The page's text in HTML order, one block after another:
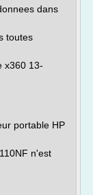
dans
toutes
x360 13-
portable HP
n'est